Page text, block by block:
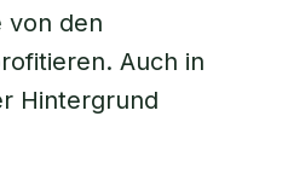
von den
Auch in
Hintergrund